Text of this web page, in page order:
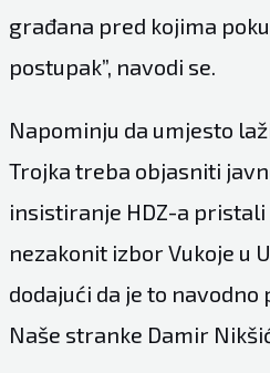
građana pred kojima
postupak”, navodi se.
Napominju da umjesto
Trojka treba objasniti
insistiranje HDZ-a pristali
nezakonit izbor Vukoje u
dodajući da je to
Naše stranke Damir